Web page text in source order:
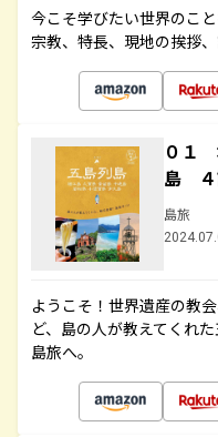
今こそ学びたい世界のこ
宗教、特長、現地の挨拶
０１
島 ４
島旅
ようこそ！世界遺産の教
ど、島の人が教えてくれ
島旅へ。